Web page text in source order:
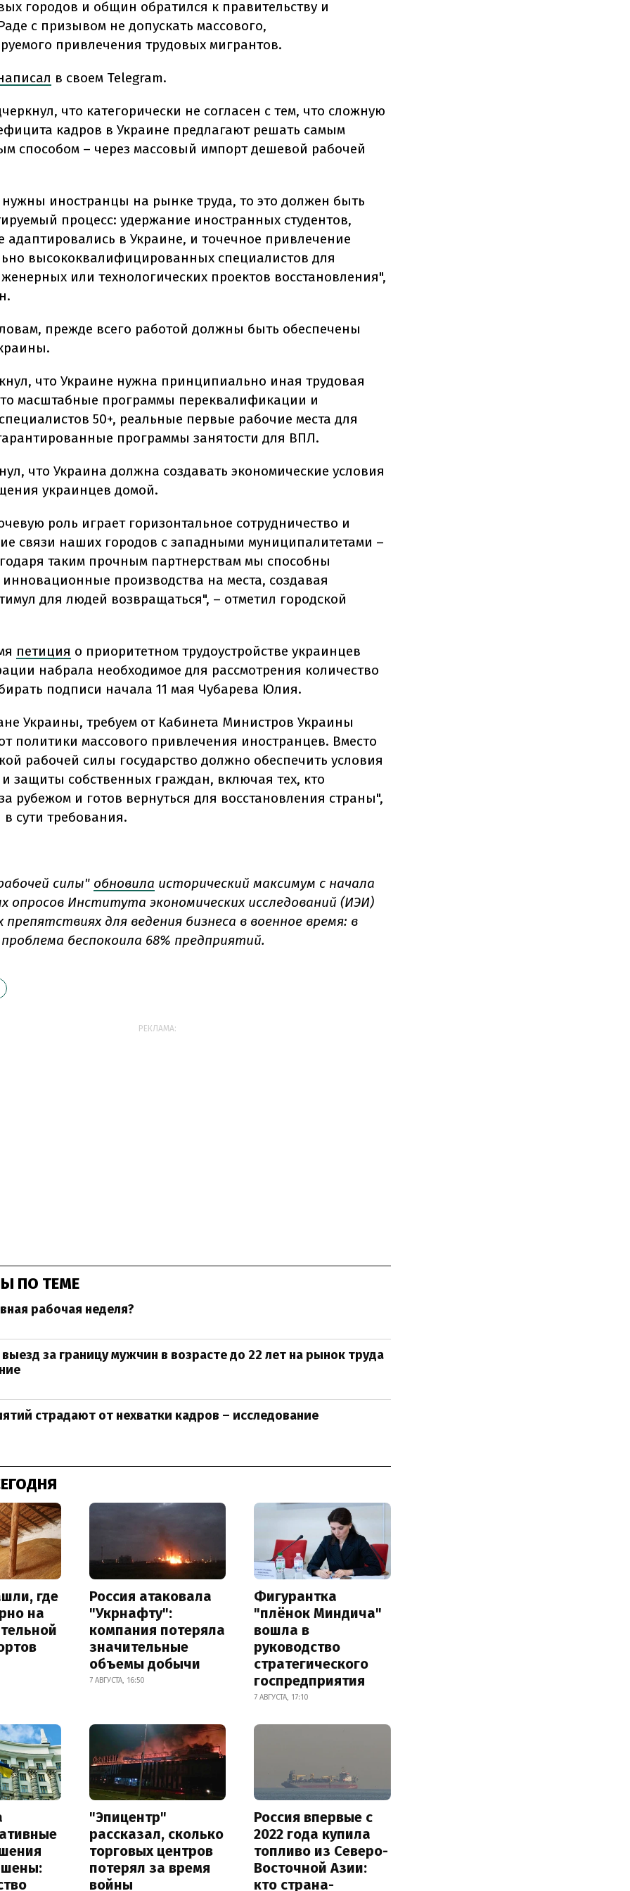
городов и общин обратился к правительству и
с призывом не допускать массового,
привлечения трудовых мигрантов.
в своем Telegram.
что категорически не согласен с тем, что сложную
кадров в Украине предлагают решать самым
способом – через массовый импорт дешевой рабочей
иностранцы на рынке труда, то это должен быть
процесс: удержание иностранных студентов,
адаптировались в Украине, и точечное привлечение
высококвалифицированных специалистов для
или технологических проектов восстановления",
прежде всего работой должны быть обеспечены
что Украине нужна принципиально иная трудовая
масштабные программы переквалификации и
50+, реальные первые рабочие места для
программы занятости для ВПЛ.
что Украина должна создавать экономические условия
украинцев домой.
роль играет горизонтальное сотрудничество и
связи наших городов с западными муниципалитетами –
таким прочным партнерствам мы способны
инновационные производства на места, создавая
для людей возвращаться", – отметил городской
петиция о приоритетном трудоустройстве украинцев
набрала необходимое для рассмотрения количество
подписи начала 11 мая Чубарева Юлия.
Украины, требуем от Кабинета Министров Украины
политики массового привлечения иностранцев. Вместо
рабочей силы государство должно обеспечить условия
защиты собственных граждан, включая тех, кто
рубежом и готов вернуться для восстановления страны",
в сути требования.
силы" обновила исторический максимум с начала
опросов Института экономических исследований (ИЭИ)
препятствиях для ведения бизнеса в военное время: в
беспокоила 68% предприятий.
РЕКЛАМА:
ПО ТЕМЕ
рабочая неделя?
за границу мужчин в возрасте до 22 лет на рынок труда
страдают от нехватки кадров – исследование
где
на
Россия атаковала
"Укрнафту":
компания потеряла
значительные
объемы добычи
7 АВГУСТА, 16:50
Фигурантка
"плёнок Миндича"
вошла в
руководство
стратегического
госпредприятия
7 АВГУСТА, 17:10
"Эпицентр"
рассказал, сколько
торговых центров
потерял за время
войны
Россия впервые с
2022 года купила
топливо из Северо-
Восточной Азии:
кто страна-